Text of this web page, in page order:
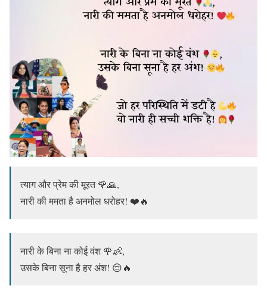
त्याग और प्रेम की मूरत 🌹🙏,
नारी की ममता है अनमोल धरोहर! ❤️🔥
नारी के बिना ना कोई वंश 🌹👶,
उसके बिना सूना है हर अंश! 😔🔥